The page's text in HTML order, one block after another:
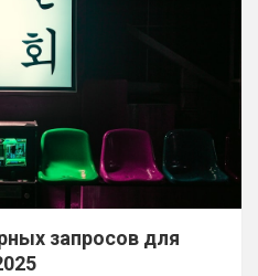
запросов для